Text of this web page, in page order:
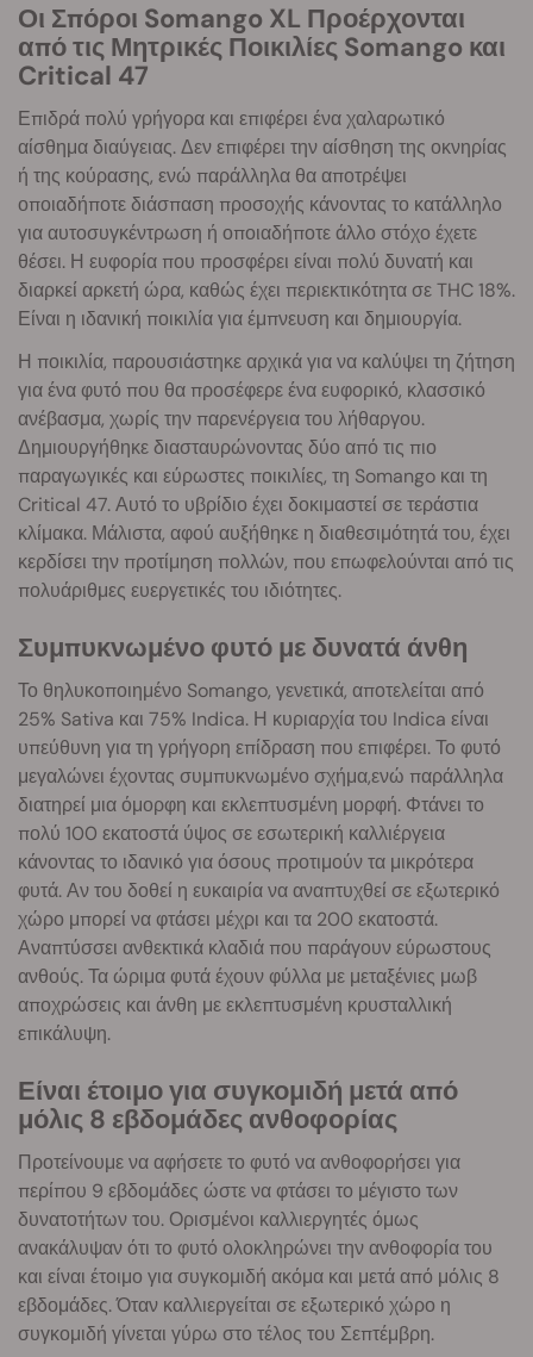
Οι Σπόροι Somango XL Προέρχονται
από τις Μητρικές Ποικιλίες Somango και
Critical 47
Επιδρά πολύ γρήγορα και επιφέρει ένα χαλαρωτικό
αίσθημα διαύγειας. Δεν επιφέρει την αίσθηση της οκνηρίας
ή της κούρασης, ενώ παράλληλα θα αποτρέψει
οποιαδήποτε διάσπαση προσοχής κάνοντας το κατάλληλο
για αυτοσυγκέντρωση ή οποιαδήποτε άλλο στόχο έχετε
θέσει. Η ευφορία που προσφέρει είναι πολύ δυνατή και
διαρκεί αρκετή ώρα, καθώς έχει περιεκτικότητα σε THC 18%.
Είναι η ιδανική ποικιλία για έμπνευση και δημιουργία.
Η ποικιλία, παρουσιάστηκε αρχικά για να καλύψει τη ζήτηση
για ένα φυτό που θα προσέφερε ένα ευφορικό, κλασσικό
ανέβασμα, χωρίς την παρενέργεια του λήθαργου.
Δημιουργήθηκε διασταυρώνοντας δύο από τις πιο
παραγωγικές και εύρωστες ποικιλίες, τη Somango και τη
Critical 47. Αυτό το υβρίδιο έχει δοκιμαστεί σε τεράστια
κλίμακα. Μάλιστα, αφού αυξήθηκε η διαθεσιμότητά του, έχει
κερδίσει την προτίμηση πολλών, που επωφελούνται από τις
πολυάριθμες ευεργετικές του ιδιότητες.
Συμπυκνωμένο φυτό με δυνατά άνθη
Το θηλυκοποιημένο Somango, γενετικά, αποτελείται από
25% Sativa και 75% Indica. Η κυριαρχία του Indica είναι
υπεύθυνη για τη γρήγορη επίδραση που επιφέρει. Το φυτό
μεγαλώνει έχοντας συμπυκνωμένο σχήμα,ενώ παράλληλα
διατηρεί μια όμορφη και εκλεπτυσμένη μορφή. Φτάνει το
πολύ 100 εκατοστά ύψος σε εσωτερική καλλιέργεια
κάνοντας το ιδανικό για όσους προτιμούν τα μικρότερα
φυτά. Αν του δοθεί η ευκαιρία να αναπτυχθεί σε εξωτερικό
χώρο μπορεί να φτάσει μέχρι και τα 200 εκατοστά.
Αναπτύσσει ανθεκτικά κλαδιά που παράγουν εύρωστους
ανθούς. Τα ώριμα φυτά έχουν φύλλα με μεταξένιες μωβ
αποχρώσεις και άνθη με εκλεπτυσμένη κρυσταλλική
επικάλυψη.
Είναι έτοιμο για συγκομιδή μετά από
μόλις 8 εβδομάδες ανθοφορίας
Προτείνουμε να αφήσετε το φυτό να ανθοφορήσει για
περίπου 9 εβδομάδες ώστε να φτάσει το μέγιστο των
δυνατοτήτων του. Ορισμένοι καλλιεργητές όμως
ανακάλυψαν ότι το φυτό ολοκληρώνει την ανθοφορία του
και είναι έτοιμο για συγκομιδή ακόμα και μετά από μόλις 8
εβδομάδες. Όταν καλλιεργείται σε εξωτερικό χώρο η
συγκομιδή γίνεται γύρω στο τέλος του Σεπτέμβρη.